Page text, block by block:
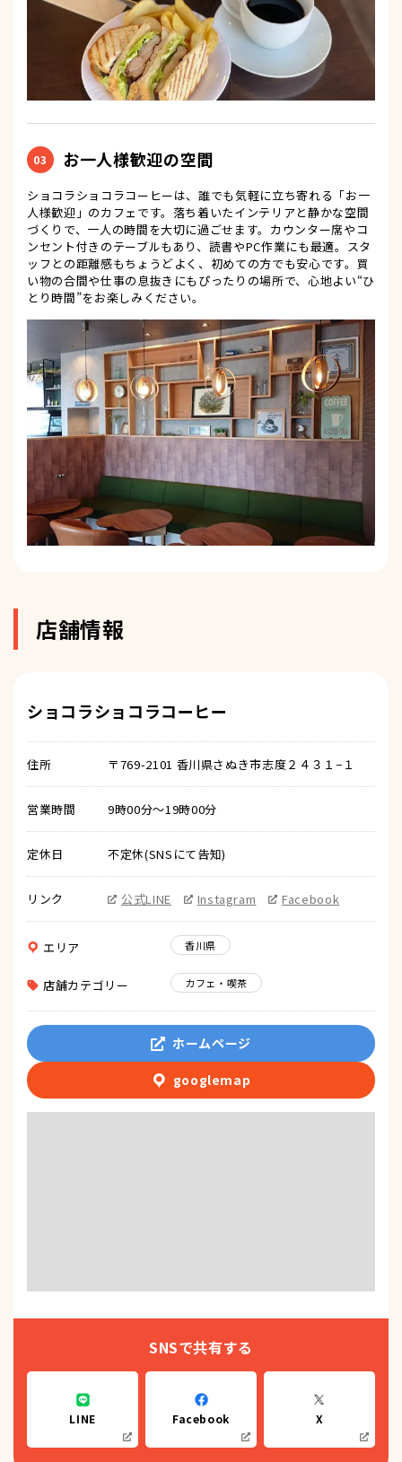
03 お一人様歓迎の空間
ショコラショコラコーヒーは、誰でも気軽に立ち寄れる「お一
人様歓迎」のカフェです。落ち着いたインテリアと静かな空間
づくりで、一人の時間を大切に過ごせます。カウンター席やコ
ンセント付きのテーブルもあり、読書やPC作業にも最適。スタ
ッフとの距離感もちょうどよく、初めての方でも安心です。買
い物の合間や仕事の息抜きにもぴったりの場所で、心地よい“ひ
とり時間”をお楽しみください。
店舗情報
ショコラショコラコーヒー
住所 〒769-2101 香川県さぬき市志度２４３１−１
営業時間 9時00分～19時00分
定休日 不定休(SNSにて告知)
リンク 公式LINE Instagram Facebook
エリア 香川県
店舗カテゴリー カフェ・喫茶
ホームページ
googlemap
SNSで共有する
LINE Facebook X